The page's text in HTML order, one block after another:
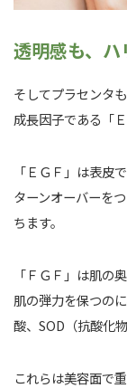
透明感も、ハ
そしてプラセンタ
成長因子である「
「ＥＧＦ」は表皮
ターンオーバーを
ちます。
「ＦＧＦ」は肌の
肌の弾力を保つの
酸、SOD（抗酸化
これらは美容面で